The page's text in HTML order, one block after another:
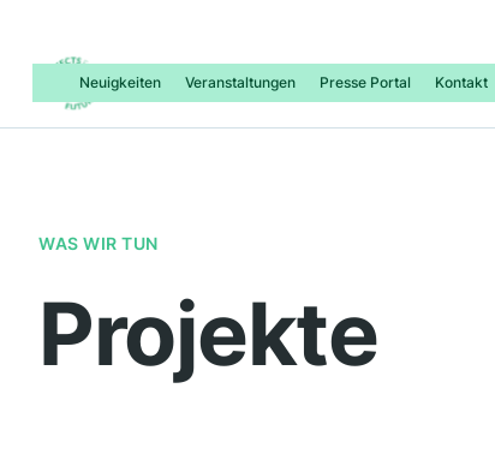
Neuigkeiten Veranstaltungen Presse Portal Kontakt
WAS WIR TUN
Projekte